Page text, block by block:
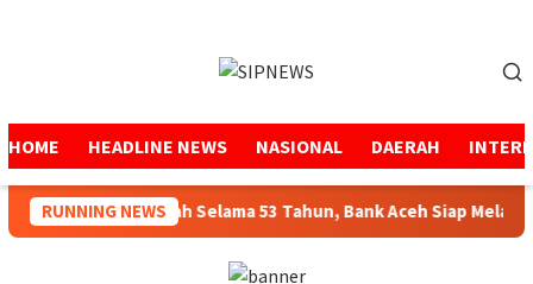
HOME HEADLINE NEWS NASIONAL DAERAH
RUNNING NEWS
Menjaga Amanah Selama 53 Tahun, Bank Aceh Siap